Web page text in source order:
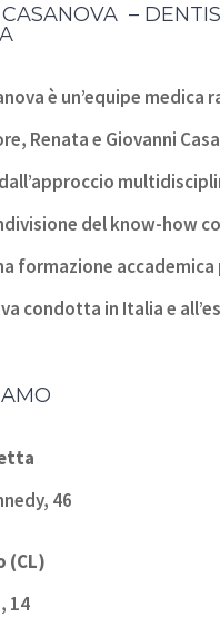
–
è un’equipe medica
Renata e Giovanni
del know-how
formazione accademica
condotta in Italia e
46
(CL)
14